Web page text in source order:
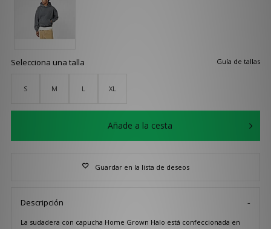
Guía de tallas
Selecciona una talla
S M L XL
Añade a la cesta
Guardar en la lista de deseos
Descripción
La sudadera con capucha Home Grown Halo está confeccionada en